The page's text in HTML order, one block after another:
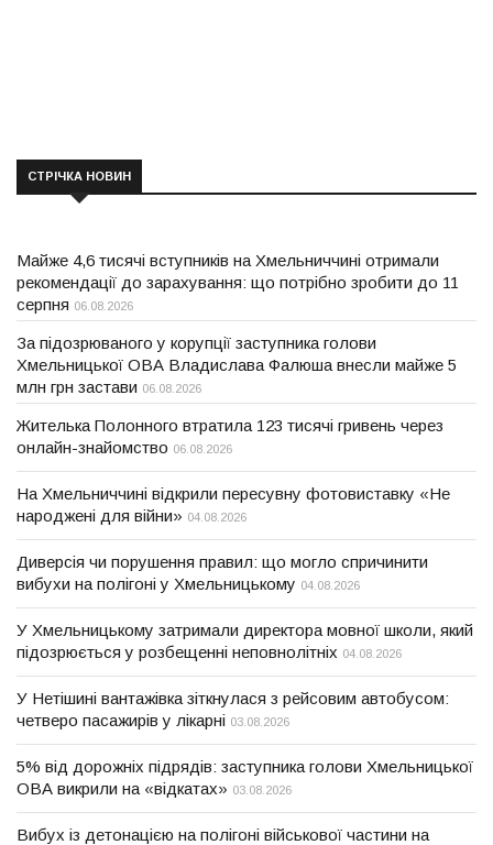
СТРІЧКА НОВИН
Майже 4,6 тисячі вступників на Хмельниччині отримали
рекомендації до зарахування: що потрібно зробити до 11
серпня 06.08.2026
За підозрюваного у корупції заступника голови
Хмельницької ОВА Владислава Фалюша внесли майже 5
млн грн застави 06.08.2026
Жителька Полонного втратила 123 тисячі гривень через
онлайн-знайомство 06.08.2026
На Хмельниччині відкрили пересувну фотовиставку «Не
народжені для війни» 04.08.2026
Диверсія чи порушення правил: що могло спричинити
вибухи на полігоні у Хмельницькому 04.08.2026
У Хмельницькому затримали директора мовної школи, який
підозрюється у розбещенні неповнолітніх 04.08.2026
У Нетішині вантажівка зіткнулася з рейсовим автобусом:
четверо пасажирів у лікарні 03.08.2026
5% від дорожніх підрядів: заступника голови Хмельницької
ОВА викрили на «відкатах» 03.08.2026
Вибух із детонацією на полігоні військової частини на